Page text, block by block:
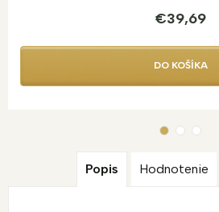
€39,69
DO KOŠÍKA
Popis Hodnotenie